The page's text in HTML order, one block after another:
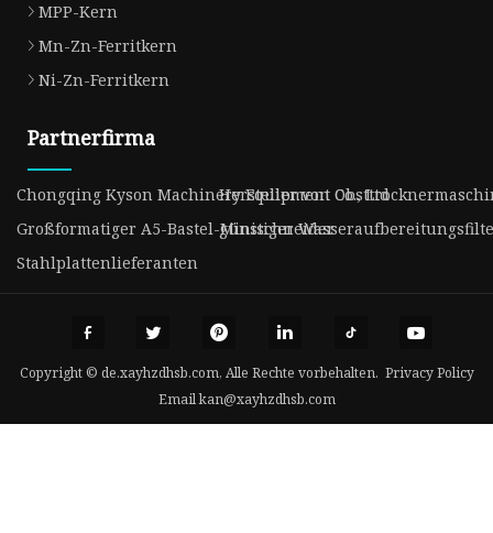
MPP-Kern
Mn-Zn-Ferritkern
Ni-Zn-Ferritkern
Partnerfirma
Chongqing Kyson Machinery Equipment Co., Ltd
Hersteller von
Großformatiger A5-Bastel-Minischneider
günstiger
Stahlplattenlieferanten
Copyright © de.xayhzdhsb.com, Alle Rechte vorbehalten. Privacy Policy
Emailkan@xayhzdhsb.com